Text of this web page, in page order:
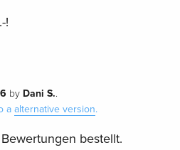
!
by Dani S..
a alternative version.
bestellt.